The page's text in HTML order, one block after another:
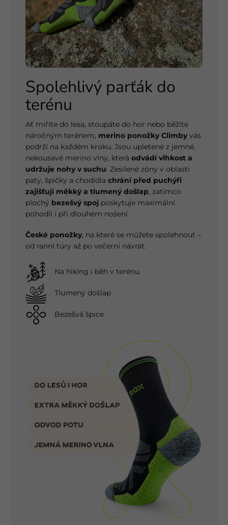
Spolehlivý parťák do
terénu
Ať míříte do lesa, stoupáte do hor nebo běžíte
náročným terénem, merino ponožky Climby vás
podrží na každém kroku. Jsou upletené z jemné,
nekousavé merino vlny, která odvádí vlhkost a
udržuje nohy v suchu. Zesílené zóny v oblasti
paty, špičky a chodidla chrání před puchýři
zajišťují měkký a tlumený došlap, zatímco
plochý bezešvý spoj poskytuje maximální
pohodlí i při dlouhém nošení.
České ponožky, na které se můžete spolehnout –
od ranní túry až po večerní návrat.
Na hiking i běh v terénu
Tlumený došlap
Bezešvá špice